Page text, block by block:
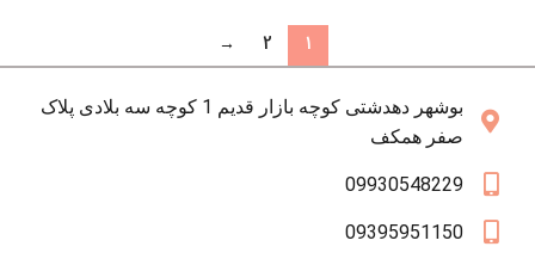
1
2
→
بوشهر دهدشتی کوچه بازار قدیم 1 کوچه سه بلادی پلاک
صفر همکف
09930548229
09395951150